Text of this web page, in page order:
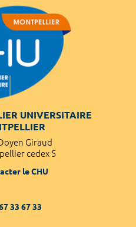
UNIVERSITAIRE
Giraud
cedex 5
le CHU
33 67 33